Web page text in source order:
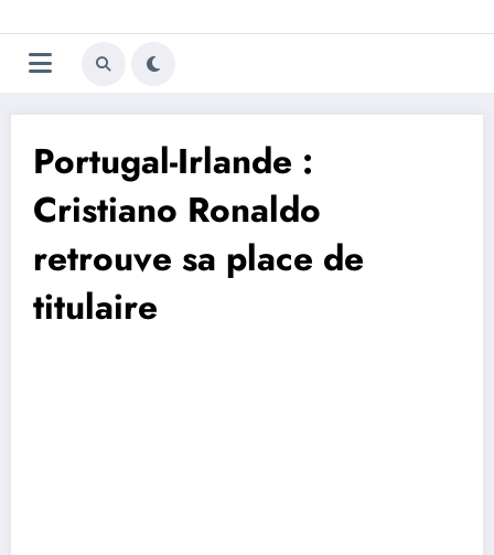
au
contenu
Trivela
L'actualité du football
Portugal-Irlande :
Cristiano Ronaldo
retrouve sa place de
titulaire